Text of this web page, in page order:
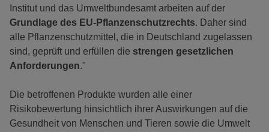
Institut und das Umweltbundesamt arbeiten auf der
Grundlage des EU-Pflanzenschutzrechts. Daher sind
alle Pflanzenschutzmittel, die in Deutschland zugelassen
sind, geprüft und erfüllen die strengen gesetzlichen
Anforderungen."
Die betroffenen Produkte wurden alle einer
Risikobewertung hinsichtlich ihrer Auswirkungen auf die
Gesundheit von Menschen und Tieren sowie die Umwelt